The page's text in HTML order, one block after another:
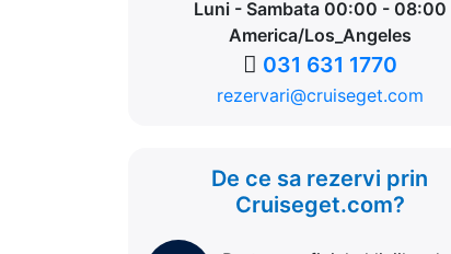
Luni - Sambata 00:00 - 08:00
America/Los_Angeles
031 631 1770
rezervari@cruiseget.com
De ce sa rezervi prin
Cruiseget.com?